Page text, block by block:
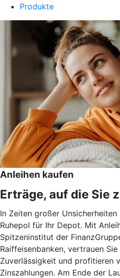
Produkte
Anleihen kaufen
Erträge, auf die Sie
In Zeiten großer
Ruhepol für Ihr Depot. Mit
Spitzeninstitut der
Raiffeisenbanken, vertrauen
Zuverlässigkeit und profitieren
Zinszahlungen. Am Ende der